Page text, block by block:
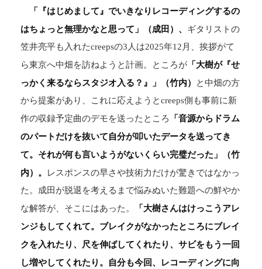
「『はじめまして』でいきなりレコーディングするの
はちょっと無理かなと思って」（成田）、
ギタリストの
笠井亮平も入れたcreepsの3人は2025年12月、挨拶がて
ら東京へ中畑を訪ねようと計画。ところが 「大樹が『せ
っかく来るならスタジオ入る？』」（竹内）
と中畑の方
から提案があり、これに応えようとcreeps側も事前に新
作の収録予定曲のデモを送ったところ
「音源からドラム
のパートだけを抜いて自分が叩いたデータを送ってき
て。それが何も言いようがないくらい完璧だった」（竹
内）。
レスポンスの早さや技術力だけが驚きではなかっ
た。成田が脱退を考えるまで悩みぬいた難題への鮮やか
な解答が、そこにはあった。
「大樹さんはけっこうアレ
ンジもしてくれて。ブレイクがなかったところにブレイ
クを入れたり、尺を伸ばしてくれたり、サビをもう一回
し増やしてくれたり。自分も今回、レコーディングに向